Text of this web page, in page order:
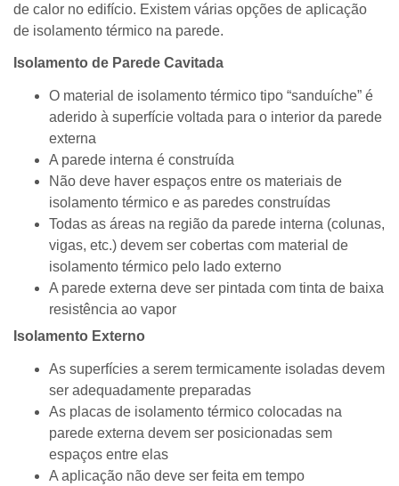
de calor no edifício. Existem várias opções de aplicação
de isolamento térmico na parede.
Isolamento de Parede Cavitada
O material de isolamento térmico tipo “sanduíche” é
aderido à superfície voltada para o interior da parede
externa
A parede interna é construída
Não deve haver espaços entre os materiais de
isolamento térmico e as paredes construídas
Todas as áreas na região da parede interna (colunas,
vigas, etc.) devem ser cobertas com material de
isolamento térmico pelo lado externo
A parede externa deve ser pintada com tinta de baixa
resistência ao vapor
Isolamento Externo
As superfícies a serem termicamente isoladas devem
ser adequadamente preparadas
As placas de isolamento térmico colocadas na
parede externa devem ser posicionadas sem
espaços entre elas
A aplicação não deve ser feita em tempo